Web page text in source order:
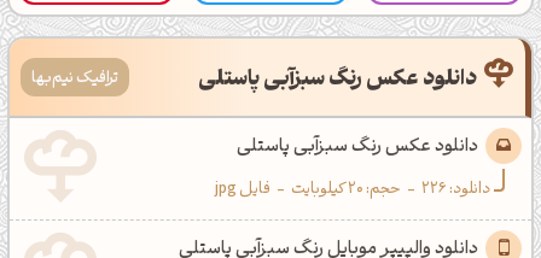
دانلود عکس رنگ سبزآبی پاستلی ترافیک نیم‌بها
دانلود عکس رنگ سبزآبی پاستلی
دانلود:226
- حجم: 20 کیلوبایت - فایل jpg
دانلود والپیپر موبایل رنگ سبزآبی پاستلی